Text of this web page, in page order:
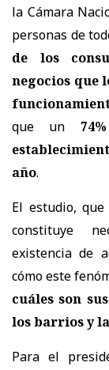
la Cámara
personas de
de los
negocios que
que un
año.
El estudio,
constituye
existencia de
cómo este
cuáles son
los barrios y
Para el